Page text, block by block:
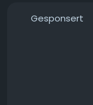
Gesponsert